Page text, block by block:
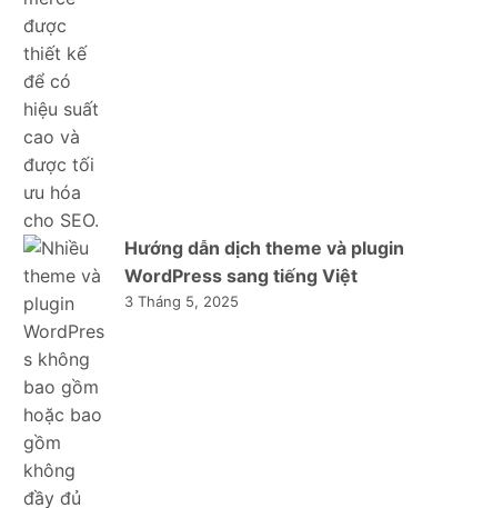
Hướng dẫn dịch theme và plugin
WordPress sang tiếng Việt
3 Tháng 5, 2025